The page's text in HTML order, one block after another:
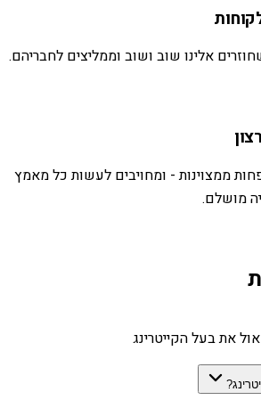
אלינו שוב ושוב וממליצים לחבריהם.
ממצוינות - ומחויבים לעשות כל מאמץ
מושלם.
את בעל הקייטרינג